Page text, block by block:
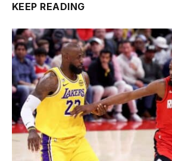
KEEP READING